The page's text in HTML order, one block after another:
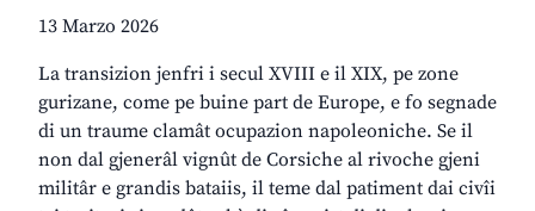
13 Marzo 2026
La transizion jenfri i secul XVIII e il XIX, pe zone
gurizane, come pe buine part de Europe, e fo segnade
di un traume clamât ocupazion napoleoniche. Se il
non dal gjenerâl vignût de Corsiche al rivoche gjeni
militâr e grandis bataiis, il teme dal patiment dai civîi